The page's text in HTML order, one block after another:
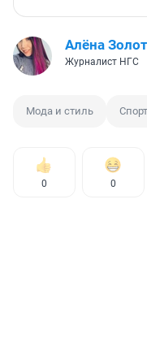
Алёна
Журналист НГС
Мода и стиль
0 0